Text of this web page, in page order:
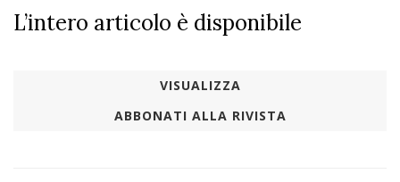
L’intero articolo è disponibile
VISUALIZZA
ABBONATI ALLA RIVISTA